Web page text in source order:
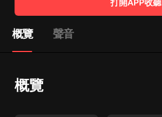
概覽 聲音
概覽